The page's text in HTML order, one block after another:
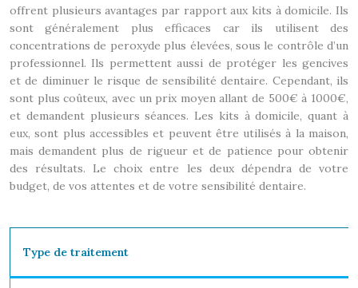
offrent plusieurs avantages par rapport aux kits à domicile. Ils
sont généralement plus efficaces car ils utilisent des
concentrations de peroxyde plus élevées, sous le contrôle d’un
professionnel. Ils permettent aussi de protéger les gencives
et de diminuer le risque de sensibilité dentaire. Cependant, ils
sont plus coûteux, avec un prix moyen allant de 500€ à 1000€,
et demandent plusieurs séances. Les kits à domicile, quant à
eux, sont plus accessibles et peuvent être utilisés à la maison,
mais demandent plus de rigueur et de patience pour obtenir
des résultats. Le choix entre les deux dépendra de votre
budget, de vos attentes et de votre sensibilité dentaire.
Type de traitement